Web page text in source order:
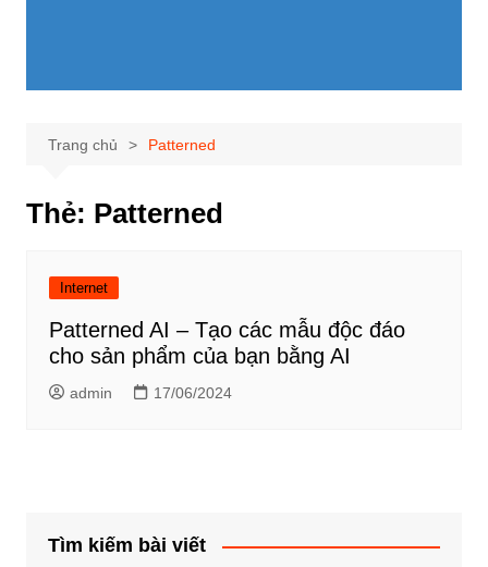
Trang chủ Patterned
Thẻ: Patterned
Internet
Patterned AI – Tạo các mẫu độc đáo
cho sản phẩm của bạn bằng AI
admin 17/06/2024
Tìm kiếm bài viết